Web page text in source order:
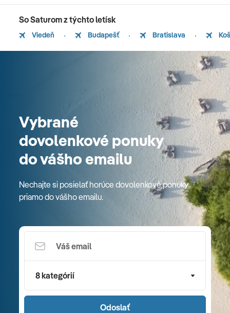
So Saturom z týchto letísk
Viedeň Budapešť Bratislava
Vybrané
dovolenkové ponuky
do vášho emailu
Nechajte si posielať horúce dovolenkové ponuky
priamo do vášho emailu.
8 kategórií
Odoslať